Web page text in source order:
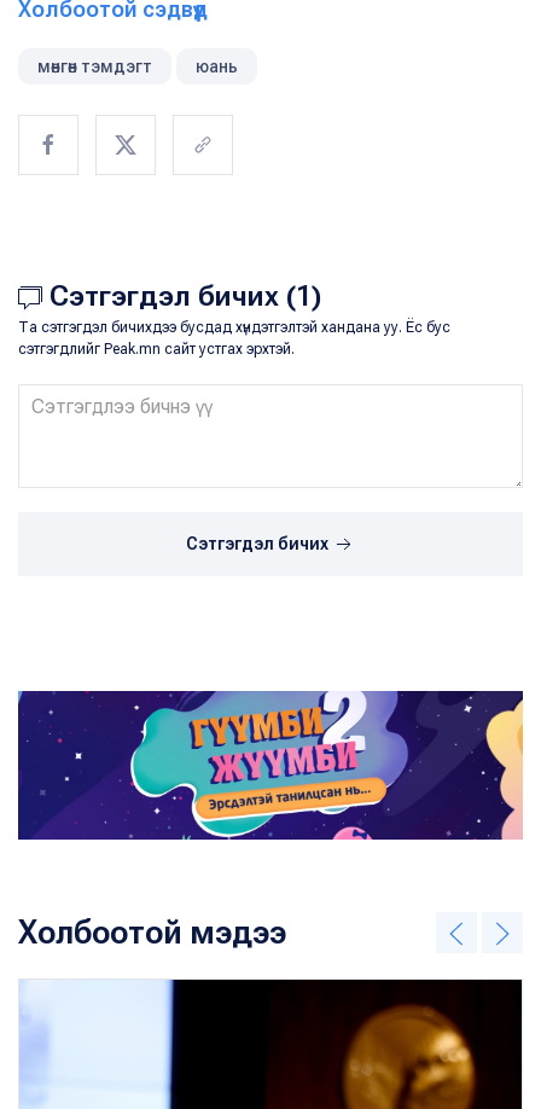
Холбоотой сэдвүүд
мөнгөн тэмдэгт юань
Сэтгэгдэл бичих (1)
Та сэтгэгдэл бичихдээ бусдад хүндэтгэлтэй хандана уу. Ёс бус
сэтгэгдлийг Peak.mn сайт устгах эрхтэй.
Сэтгэгдэл бичих
Холбоотой мэдээ